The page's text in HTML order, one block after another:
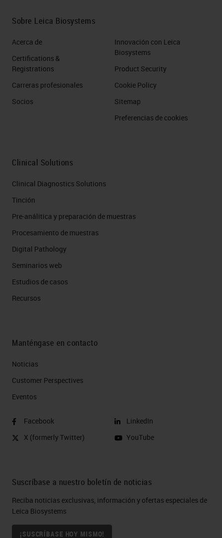
Sobre Leica Biosystems
Acerca de
Certifications &
Registrations
Carreras profesionales
Socios
Innovación con Leica
Biosystems
Product Security
Cookie Policy
Sitemap
Preferencias de cookies
Clinical Solutions
Clinical Diagnostics Solutions
Tinción
Pre-análitica y preparación de muestras
Procesamiento de muestras
Digital Pathology
Seminarios web
Estudios de casos
Recursos
Manténgase en contacto
Noticias
Customer Perspectives​
Eventos
Facebook
X (formerly Twitter)
LinkedIn
YouTube
Suscríbase a nuestro boletín de noticias
Reciba noticias exclusivas, información y ofertas especiales de
Leica Biosystems
¡SUSCRÍBASE HOY MISMO!